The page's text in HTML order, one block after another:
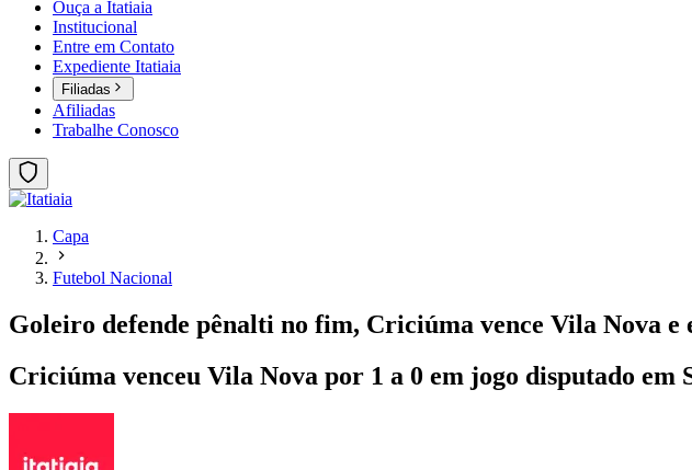
Ouça a Itatiaia
Institucional
Entre em Contato
Expediente Itatiaia
Filiadas
Afiliadas
Trabalhe Conosco
Capa
Futebol Nacional
Goleiro defende pênalti no fim, Criciúma vence Vila Nova e
Criciúma venceu Vila Nova por 1 a 0 em jogo disputado em